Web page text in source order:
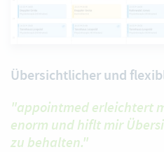
Übersichtlicher und
"appointmed erleichtert
enorm und hiflt mir
zu behalten."